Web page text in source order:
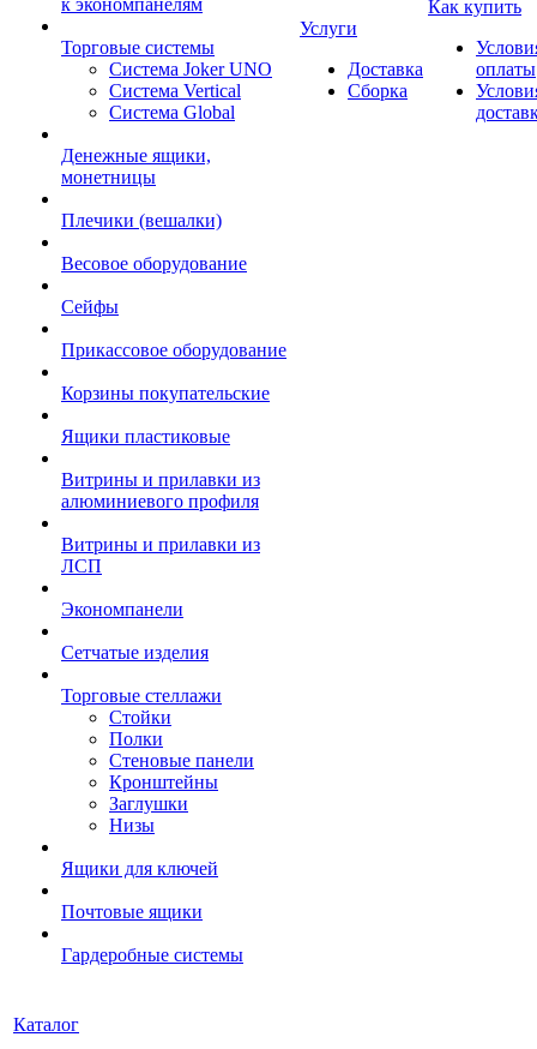
к экономпанелям
Торговые системы
Система Joker UNO
Система Vertical
Система Global
Денежные ящики,
монетницы
Плечики (вешалки)
Весовое оборудование
Сейфы
Прикассовое оборудование
Корзины покупательские
Ящики пластиковые
Витрины и прилавки из
алюминиевого профиля
Витрины и прилавки из
ЛСП
Экономпанели
Сетчатые изделия
Торговые стеллажи
Стойки
Полки
Стеновые панели
Кронштейны
Заглушки
Низы
Ящики для ключей
Почтовые ящики
Гардеробные системы
Услуги
Доставка
Сборка
Как купить
оплаты
Каталог